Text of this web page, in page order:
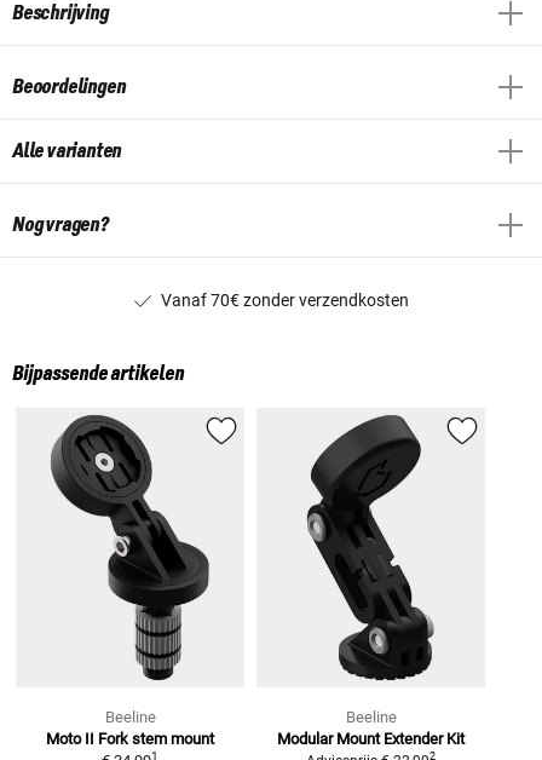
Beschrijving
Beoordelingen
Alle varianten
Nog vragen?
Vanaf 70€ zonder verzendkosten
Bijpassende artikelen
Beeline
Moto II Fork stem mount
1
Beeline
Modular Mount Extender Kit
2